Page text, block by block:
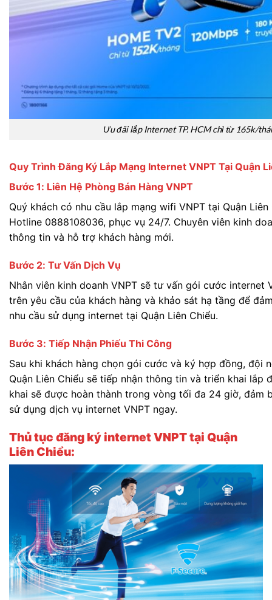
Ưu đãi lắp Internet TP. HCM chỉ từ 165k/
Quy Trình Đăng Ký Lắp Mạng Internet VNPT Tại Quận
Bước 1: Liên Hệ Phòng Bán Hàng VNPT
Quý khách có nhu cầu lắp mạng wifi VNPT tại Quận
Hotline 0888108036, phục vụ 24/7. Chuyên viên kinh
thông tin và hỗ trợ khách hàng mới.
Bước 2: Tư Vấn Dịch Vụ
Nhân viên kinh doanh VNPT sẽ tư vấn gói cước internet
trên yêu cầu của khách hàng và khảo sát hạ tầng để
nhu cầu sử dụng internet tại Quận Liên Chiểu.
Bước 3: Tiếp Nhận Phiếu Thi Công
Sau khi khách hàng chọn gói cước và ký hợp đồng, đội
Quận Liên Chiểu sẽ tiếp nhận thông tin và triển khai lắp
khai sẽ được hoàn thành trong vòng tối đa 24 giờ, đảm
sử dụng dịch vụ internet VNPT ngay.
Thủ tục đăng ký internet VNPT tại Quận
Liên Chiểu: